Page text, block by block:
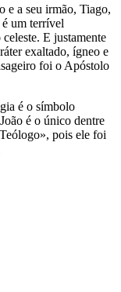
e a seu irmão, Tiago,
um terrível
E justamente
exaltado, ígneo e
foi o Apóstolo
é o símbolo
é o único dentre
pois ele foi